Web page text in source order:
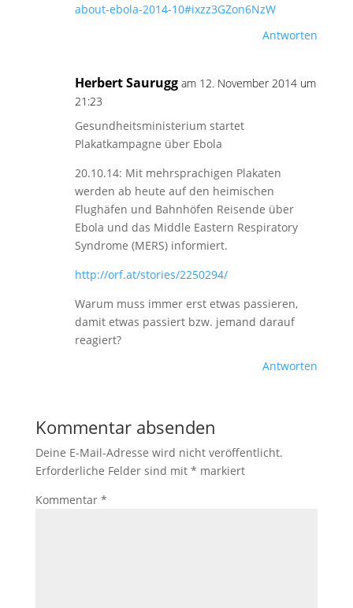
about-ebola-2014-10#ixzz3GZon6NzW
Antworten
Herbert Saurugg am 12. November 2014 um
21:23
Gesundheitsministerium startet
Plakatkampagne über Ebola
20.10.14: Mit mehrsprachigen Plakaten
werden ab heute auf den heimischen
Flughäfen und Bahnhöfen Reisende über
Ebola und das Middle Eastern Respiratory
Syndrome (MERS) informiert.
http://orf.at/stories/2250294/
Warum muss immer erst etwas passieren,
damit etwas passiert bzw. jemand darauf
reagiert?
Antworten
Kommentar absenden
Deine E-Mail-Adresse wird nicht veröffentlicht.
Erforderliche Felder sind mit * markiert
Kommentar *